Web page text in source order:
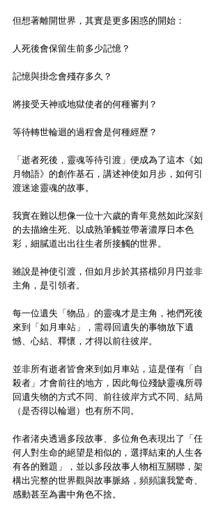
但想著離開世界，其實是更多困惑的開始：
人死後會保留生前多少記憶？
記憶與掛念會殘存多久？
將接受天神或地獄使者的何種審判？
等待轉世輪迴的過程會是何種經歷？
「逝者死後，靈魂等待引渡」便成為了這本《如
月物語》的創作基石，講述神使如月步，如何引
渡迷途靈魂的故事。
我實在難以想像一位十六歲的青年竟然如此深刻
的去描繪生死、以成熟筆觸並帶著濃厚日本色
彩，細膩道出出往生者所接觸的世界。
雖說是神使引渡，但如月步於其搭檔卯月円並非
主角，是引領者。
每一位遺失「物品」的靈魂才是主角，祂們死後
來到「如月車站」，需尋回遺失的事物放下遺
憾、心結、釋懷，才得以前往彼岸。
並非所有逝者皆會來到如月車站，這是僅有「自
殺者」才會前往的地方，因此每位殘缺靈魂所尋
回遺失物的方式不同、前往彼岸方式不同、結局
（是否得以輪迴）也有所不同。
作者渚央透過多段故事、多位角色表現出了「任
何人對生命的絕望是相似的，選擇結束的人生各
有各的難題」，並以多段故事人物相互關聯，架
構出完整的世界觀與故事脈絡，頻頻讓我驚奇、
感動甚至為書中角色不捨。